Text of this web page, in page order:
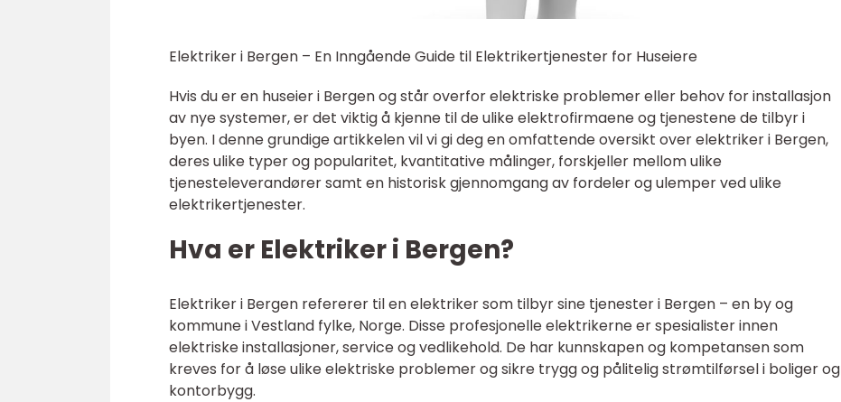
Elektriker i Bergen – En Inngående Guide til Elektrikertjenester for Huseiere
Hvis du er en huseier i Bergen og står overfor elektriske problemer eller behov for installasjon
av nye systemer, er det viktig å kjenne til de ulike elektrofirmaene og tjenestene de tilbyr i
byen. I denne grundige artikkelen vil vi gi deg en omfattende oversikt over elektriker i Bergen,
deres ulike typer og popularitet, kvantitative målinger, forskjeller mellom ulike
tjenesteleverandører samt en historisk gjennomgang av fordeler og ulemper ved ulike
elektrikertjenester.
Hva er Elektriker i Bergen?
Elektriker i Bergen refererer til en elektriker som tilbyr sine tjenester i Bergen – en by og
kommune i Vestland fylke, Norge. Disse profesjonelle elektrikerne er spesialister innen
elektriske installasjoner, service og vedlikehold. De har kunnskapen og kompetansen som
kreves for å løse ulike elektriske problemer og sikre trygg og pålitelig strømtilførsel i boliger og
kontorbygg.